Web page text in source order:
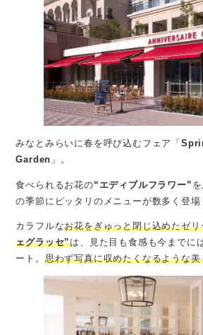
みなとみらいに春を呼び込むフェア「
Garden 」。
食べられるお花の“エディブルフラワー”
の季節にピッタリのメニューが数多く登場
カラフルなお花をぎゅっと閉じ込めたゼ
ェグラッセ”は、見た目も食感も今までに
ート。 思わず写真に収めたくなるような美